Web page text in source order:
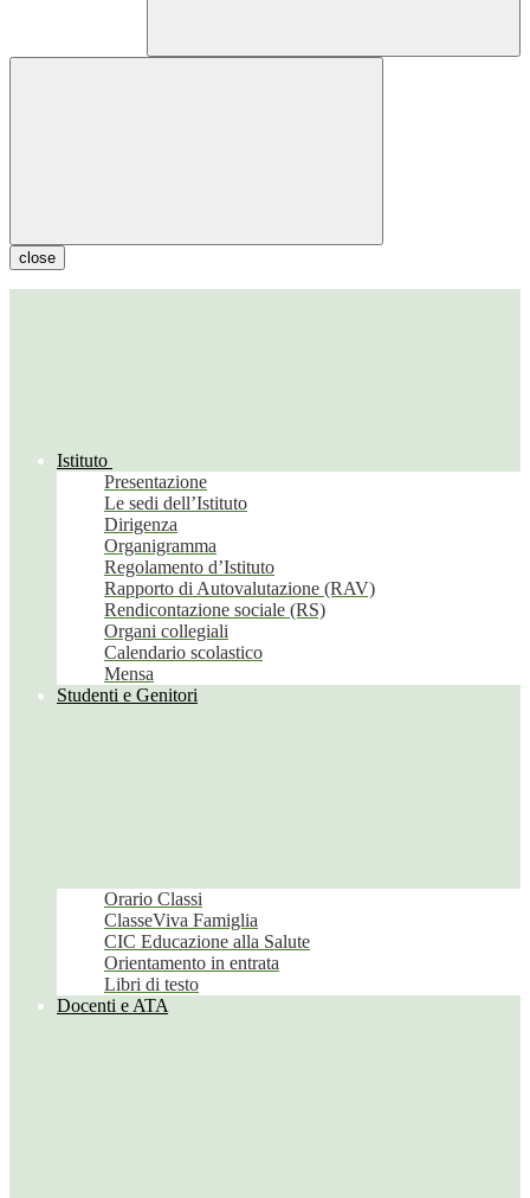
close
Istituto
Presentazione
Le sedi dell’Istituto
Dirigenza
Organigramma
Regolamento d’Istituto
Rapporto di Autovalutazione (RAV)
Rendicontazione sociale (RS)
Organi collegiali
Calendario scolastico
Mensa
Studenti e Genitori
Orario Classi
ClasseViva Famiglia
CIC Educazione alla Salute
Orientamento in entrata
Libri di testo
Docenti e ATA